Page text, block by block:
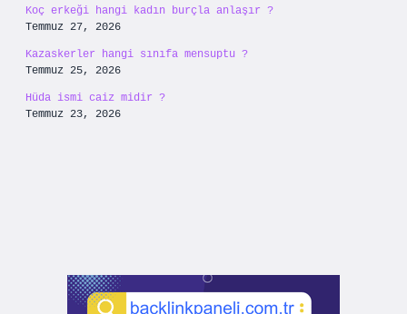
Koç erkeği hangi kadın burçla anlaşır ?
Temmuz 27, 2026
Kazaskerler hangi sınıfa mensuptu ?
Temmuz 25, 2026
Hüda ismi caiz midir ?
Temmuz 23, 2026